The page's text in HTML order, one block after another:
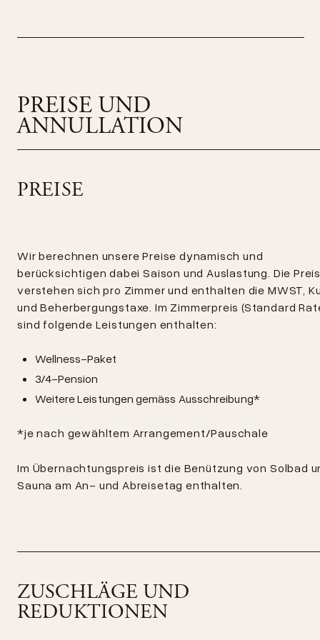
Original Yamaha
Kapitän)
kostetCHF 0.60.
PREISE UND
ANNULLATION
PREISE
Wir berechnen unsere Preise dynamisch und
berücksichtigen dabei Saison und Auslastung. Die
verstehen sich pro Zimmer und enthalten die MWST,
und Beherbergungstaxe. Im Zimmerpreis (Standard
sind folgende Leistungen enthalten:
Wellness-Paket
3/4-Pension
Weitere Leistungen gemäss Ausschreibung*
*je nach gewähltem Arrangement/Pauschale
Im Übernachtungspreis ist die Benützung von Solbad
Sauna am An- und Abreisetag enthalten.
ZUSCHLÄGE UND
REDUKTIONEN